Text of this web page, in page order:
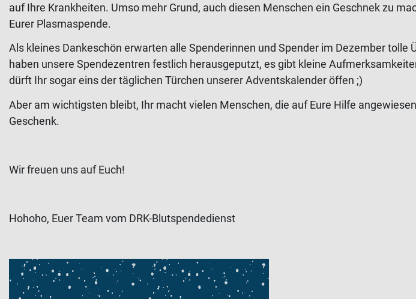
auf Ihre Krankheiten. Umso mehr Grund, auch diesen Menschen ein Geschnek zu
Eurer Plasmaspende.
Als kleines Dankeschön erwarten alle Spenderinnen und Spender im Dezember tolle
haben unsere Spendezentren festlich herausgeputzt, es gibt kleine
dürft Ihr sogar eins der täglichen Türchen unserer Adventskalender öffen ;)
Aber am wichtigsten bleibt, Ihr macht vielen Menschen, die auf Eure Hilfe
Geschenk.
Wir freuen uns auf Euch!
Hohoho, Euer Team vom DRK-Blutspendedienst
Video-
Datei